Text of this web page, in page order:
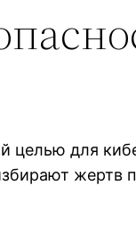
для
жертв